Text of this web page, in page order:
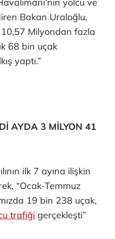
Bakan Uraloğlu,
10,57 Milyondan fazla
68 bin uçak
yaptı.”
AYDA 3 MİLYON 41
ilk 7 ayına ilişkin
“Ocak-Temmuz
19 bin 238 uçak,
trafiği gerçekleşti”